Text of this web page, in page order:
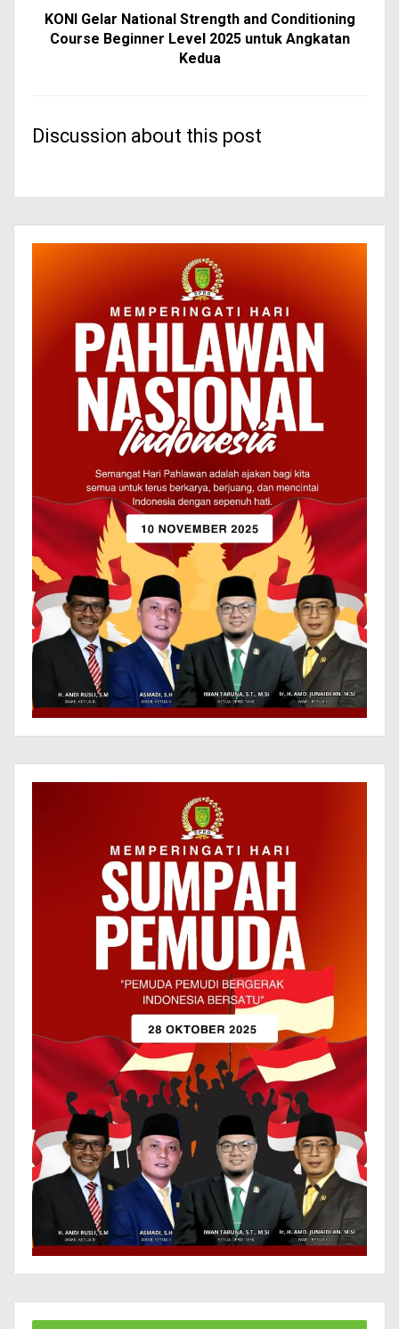
KONI Gelar National Strength and Conditioning
Course Beginner Level 2025 untuk Angkatan
Kedua
Discussion about this post